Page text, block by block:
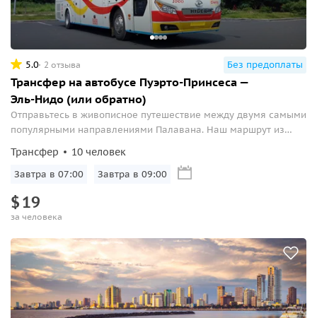
5.0 2 отзыва Без предоплаты
Трансфер на автобусе Пуэрто-Принсеса —
Эль-Нидо (или обратно)
Отправьтесь в живописное путешествие между двумя самыми
популярными направлениями Палавана. Наш маршрут из
комфортный способ путешествия, позволяя вам по пути
любоваться потрясающими пейзажами...
Трансфер 10 человек
Завтра в 07:00 Завтра в 09:00
$19
за человека